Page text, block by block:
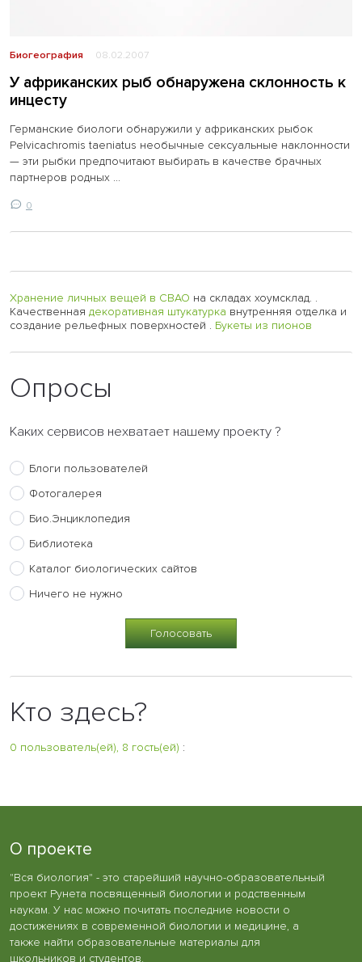
Биогеография 08.02.2007
У африканских рыб обнаружена склонность к
инцесту
Германские биологи обнаружили у африканских рыбок
Pelvicachromis taeniatus необычные сексуальные наклонности
— эти рыбки предпочитают выбирать в качестве брачных
партнеров родных ...
0
Хранение личных вещей в СВАО на складах хоумсклад. .
Качественная декоративная штукатурка внутренняя отделка и
создание рельефных поверхностей . Букеты из пионов
Опросы
Каких сервисов нехватает нашему проекту ?
Блоги пользователей
Фотогалерея
Био.Энциклопедия
Библиотека
Каталог биологических сайтов
Ничего не нужно
Кто здесь?
0 пользователь(ей), 8 гость(ей) :
О проекте
"Вся биология" - это старейший научно-образовательный
проект Рунета посвященный биологии и родственным
наукам. У нас можно почитать последние новости о
достижениях в современной биологии и медицине, а
также найти образовательные материалы для
школьников и студентов.